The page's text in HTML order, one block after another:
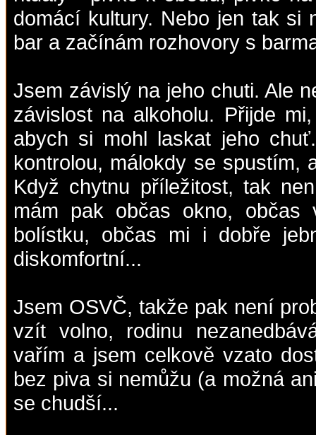
domácí kultury. Nebo jen tak si
bar a začínám rozhovory s
Jsem závislý na jeho chuti. Ale
závislost na alkoholu. Přijde
abych si mohl laskat jeho
kontrolou, málokdy se
Když chytnu příležitost, tak
mám pak občas okno, občas
bolístku, občas mi i dobře
diskomfortní...
Jsem OSVČ, takže pak není
vzít volno, rodinu
vařím a jsem celkově vzato
bez piva si nemůžu (a možná
se chudší...